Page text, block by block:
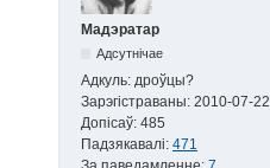
Мадэратар
Адсутнічае
Адкуль: дроўцы?
Зарэгістраваны: 2010-07-22
Допісаў: 485
Падзякавалі: 471